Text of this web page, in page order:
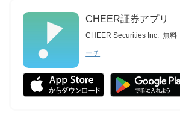
CHEER証券アプリ
CHEER Securities Inc. 無料
ーチ